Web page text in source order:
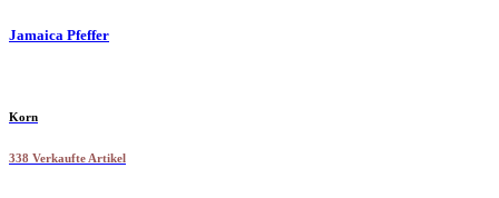
Jamaica Pfeffer
Korn
338 Verkaufte Artikel